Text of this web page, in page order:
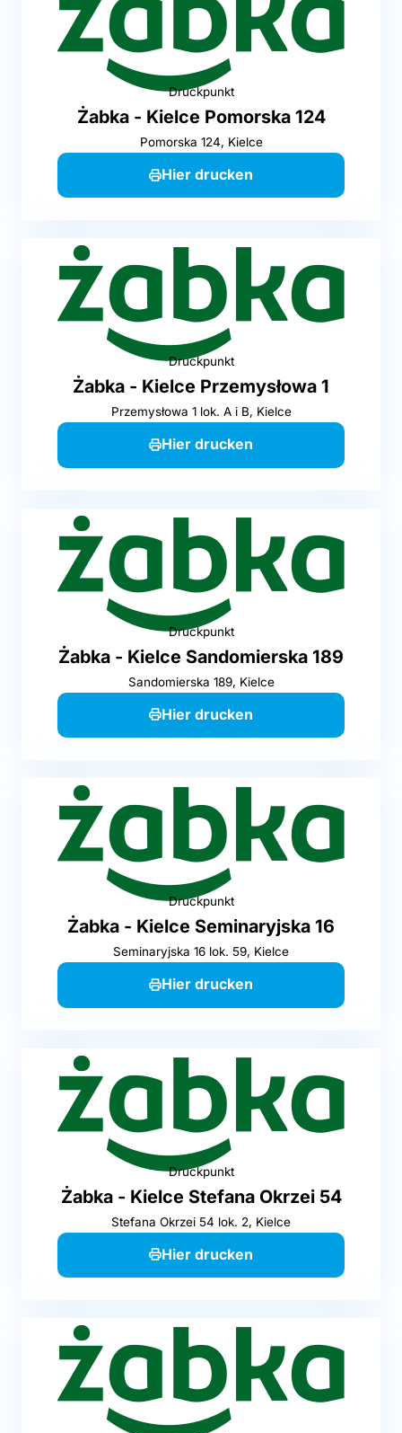
Druckpunkt
Żabka - Kielce Pomorska 124
Pomorska 124, Kielce
Hier drucken
Druckpunkt
Żabka - Kielce Przemysłowa 1
Przemysłowa 1 lok. A i B, Kielce
Hier drucken
Druckpunkt
Żabka - Kielce Sandomierska 189
Sandomierska 189, Kielce
Hier drucken
Druckpunkt
Żabka - Kielce Seminaryjska 16
Seminaryjska 16 lok. 59, Kielce
Hier drucken
Druckpunkt
Żabka - Kielce Stefana Okrzei 54
Stefana Okrzei 54 lok. 2, Kielce
Hier drucken